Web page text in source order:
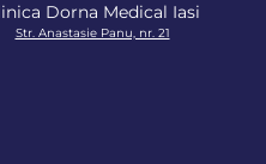
Dorna Medical Iasi
Str. Anastasie Panu, nr. 21